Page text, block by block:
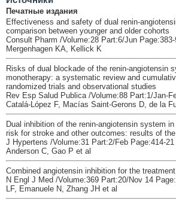
Печатные издания
Effectiveness and safety of dual renin-
comparison between younger and older cohorts
Consult Pharm /Volume:28 Part:6/Jun
Mergenhagen KA, Kellick K
Risks of dual blockade of the renin-angiotensin
monotherapy: a systematic review and
randomized trials and observational studies
Rev Esp Salud Publica /Volume:88 Part:1/Jan-
Catalá-López F, Macías Saint-Gerons D, de la
Dual inhibition of the renin-angiotensin system
risk for stroke and other outcomes: results of the
J Hypertens /Volume:31 Part:2/Feb Page:414-
Anderson C, Gao P et al
Combined angiotensin inhibition for the
N Engl J Med /Volume:369 Part:20/Nov 14
LF, Emanuele N, Zhang JH et al